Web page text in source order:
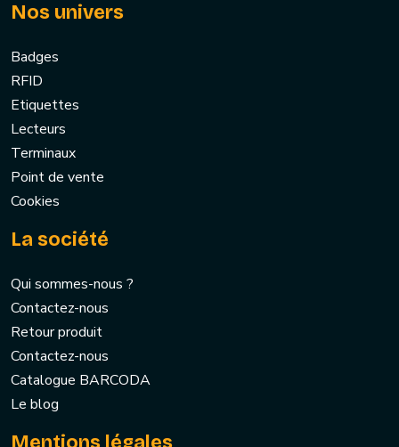
Nos univers
Badges
RFID
Etiquettes
Lecteurs
Terminaux
Point de vente
Cookies
La société
Qui sommes-nous ?
Contactez-nous
Retour produit
Contactez-nous
Catalogue BARCODA
Le blog